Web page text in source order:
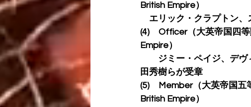
British Empire）
エリック・クラプトン、
(4)　Officer（大英帝国四
Empire）
ジミー・ペイジ、デヴィ
田秀樹らが受章
(5)　Member（大英帝国
British Empire）